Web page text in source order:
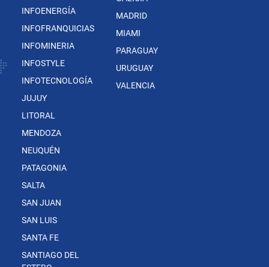
INFOENERGÍA
INFOFRANQUICIAS
INFOMINERIA
INFOSTYLE
INFOTECNOLOGÍA
JUJUY
LITORAL
MENDOZA
NEUQUÉN
PATAGONIA
SALTA
SAN JUAN
SAN LUIS
SANTA FE
SANTIAGO DEL
MADRID
MIAMI
PARAGUAY
URUGUAY
VALENCIA